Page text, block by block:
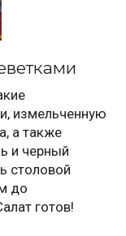
измельченную
а также
и черный
столовой
до
готов!